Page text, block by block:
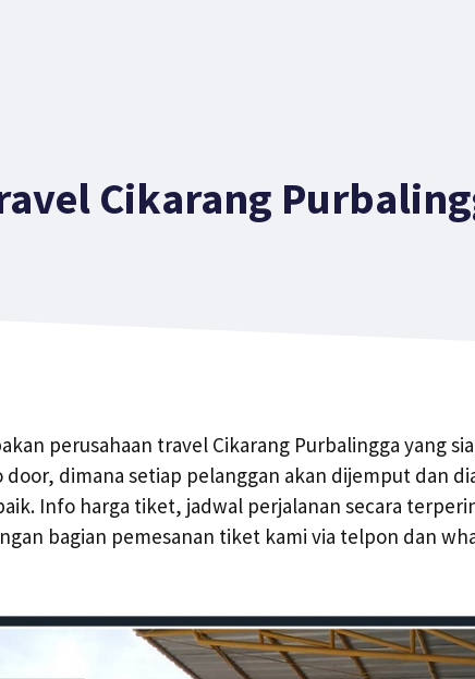
Cikarang
perusahaan travel Cikarang Purbalingga yang
dimana setiap pelanggan akan dijemput dan
Info harga tiket, jadwal perjalanan secara
bagian pemesanan tiket kami via telpon dan